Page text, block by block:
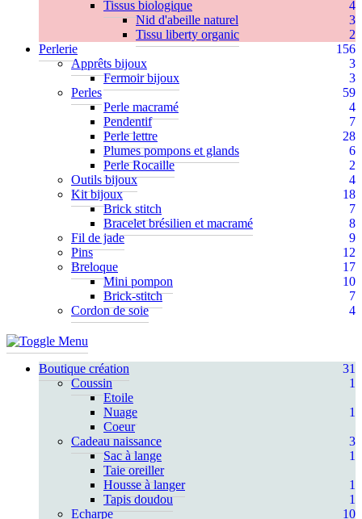
Tissus biologique
4
Nid d'abeille naturel
3
Tissu liberty organic
2
Perlerie
156
Apprêts bijoux
3
Fermoir bijoux
3
Perles
59
Perle macramé
4
Pendentif
7
Perle lettre
28
Plumes pompons et glands
6
Perle Rocaille
2
Outils bijoux
4
Kit bijoux
18
Brick stitch
7
Bracelet brésilien et macramé
8
Fil de jade
9
Pins
12
Breloque
17
Mini pompon
10
Brick-stitch
7
Cordon de soie
4
Boutique création
31
Coussin
1
Etoile
Nuage
1
Coeur
Cadeau naissance
3
Sac à lange
1
Taie oreiller
Housse à langer
1
Tapis doudou
1
Echarpe
10